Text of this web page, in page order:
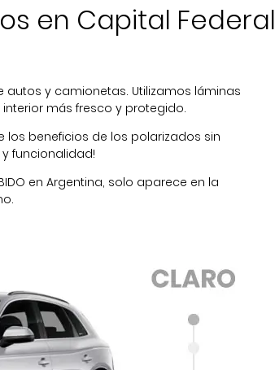
en Capital Federal
autos y camionetas. Utilizamos láminas
más fresco y protegido.
los beneficios de los polarizados sin
funcionalidad!
en Argentina, solo aparece en la